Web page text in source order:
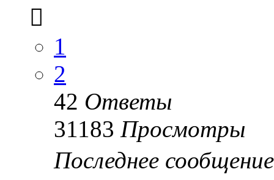
1
2
42 Ответы
31183 Просмотры
Последнее